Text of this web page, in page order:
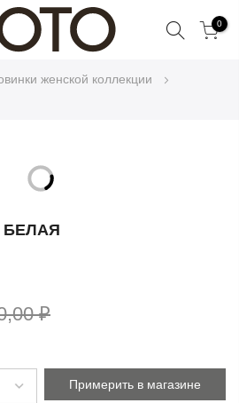
Поиск0
женской коллекции
БЕЛАЯ
₽
Примерить в магазине